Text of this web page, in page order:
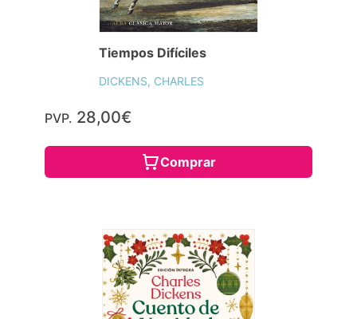
Tiempos Difíciles
DICKENS, CHARLES
PVP. 28,00€
Comprar